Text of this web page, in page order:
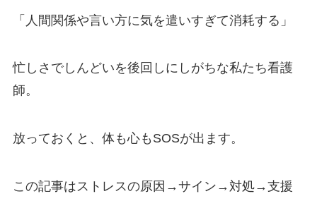
「人間関係や言い方に気を遣いすぎて消耗する」
忙しさでしんどいを後回しにしがちな私たち看護
師。
放っておくと、体も心もSOSが出ます。
この記事はストレスの原因→サイン→対処→支援